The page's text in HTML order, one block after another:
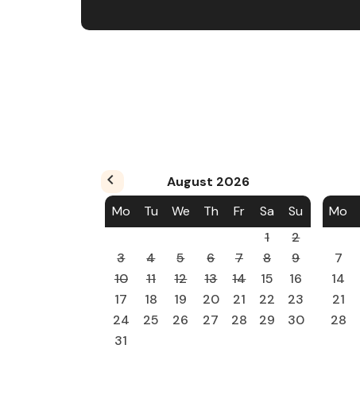
August 2026
Mo
Tu We Th Fr Sa
Su
1
2
3
4 5 6 7 8
9
10
11 12 13 14 15
16
17
18 19 20 21 22
23
24
25 26 27 28 29
30
31
Mo
7
14
21
28